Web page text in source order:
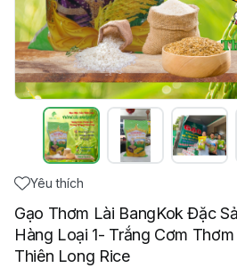
Yêu thích
Gạo Thơm Lài BangKok Đặc
Hàng Loại 1- Trắng Cơm
Thiên Long Rice